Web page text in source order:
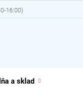
a sklad